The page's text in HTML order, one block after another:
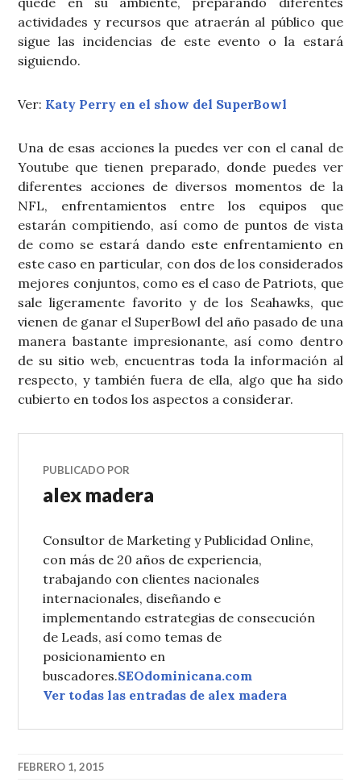
actividades y recursos que atraerán al público que
sigue las incidencias de este evento o la estará
siguiendo.
Ver: Katy Perry en el show del SuperBowl
Una de esas acciones la puedes ver con el canal de
Youtube que tienen preparado, donde puedes ver
diferentes acciones de diversos momentos de la
NFL, enfrentamientos entre los equipos que
estarán compitiendo, así como de puntos de vista
de como se estará dando este enfrentamiento en
este caso en particular, con dos de los considerados
mejores conjuntos, como es el caso de Patriots, que
sale ligeramente favorito y de los Seahawks, que
vienen de ganar el SuperBowl del año pasado de una
manera bastante impresionante, así como dentro
de su sitio web, encuentras toda la información al
respecto, y también fuera de ella, algo que ha sido
cubierto en todos los aspectos a considerar.
PUBLICADO POR
alex madera
Consultor de Marketing y Publicidad Online,
con más de 20 años de experiencia,
trabajando con clientes nacionales
internacionales, diseñando e
implementando estrategias de consecución
de Leads, así como temas de
posicionamiento en
buscadores.SEOdominicana.com
Ver todas las entradas de alex madera
FEBRERO 1, 2015